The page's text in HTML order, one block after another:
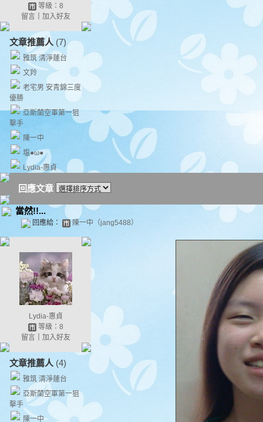
等級：8
留言｜ 加入好友
文章推薦人 (7)
雅筑 清淨蓮台
文羚
老宅男 安青錦三度
優勝
亞斯蘭空軍第一狙
擊手
陳一中
塩●ω●
Lydia-惠貞
回應文章
當然!!...
回應給： 陳一中（jang5488）
Lydia-惠貞
等級：8
留言｜ 加入好友
文章推薦人 (4)
雅筑 清淨蓮台
亞斯蘭空軍第一狙
擊手
陳一中